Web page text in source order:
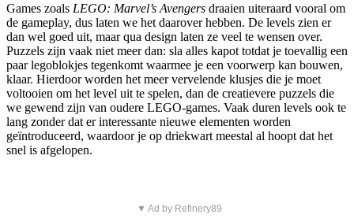
Games zoals LEGO: Marvel’s Avengers draaien uiteraard vooral om
de gameplay, dus laten we het daarover hebben. De levels zien er
dan wel goed uit, maar qua design laten ze veel te wensen over.
Puzzels zijn vaak niet meer dan: sla alles kapot totdat je toevallig een
paar legoblokjes tegenkomt waarmee je een voorwerp kan bouwen,
klaar. Hierdoor worden het meer vervelende klusjes die je moet
voltooien om het level uit te spelen, dan de creatievere puzzels die
we gewend zijn van oudere LEGO-games. Vaak duren levels ook te
lang zonder dat er interessante nieuwe elementen worden
geïntroduceerd, waardoor je op driekwart meestal al hoopt dat het
snel is afgelopen.
▼ Ad by Refinery89